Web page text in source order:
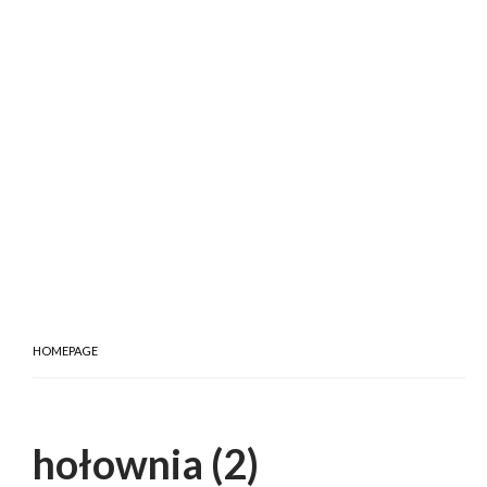
HOMEPAGE
hołownia (2)